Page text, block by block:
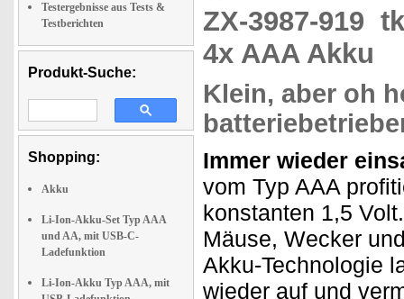
Testergebnisse aus Tests &
Testberichten
Produkt-Suche:
Shopping:
Akku
Li-Ion-Akku-Set Typ AAA
und AA, mit USB-C-
Ladefunktion
Li-Ion-Akku Typ AAA, mit
ZX-3987-919
4x AAA Akku
Klein, aber oh
Immer wieder
vom Typ AAA
konstanten 1,5
Mäuse, Wecker
Akku-Technologie
wieder auf und